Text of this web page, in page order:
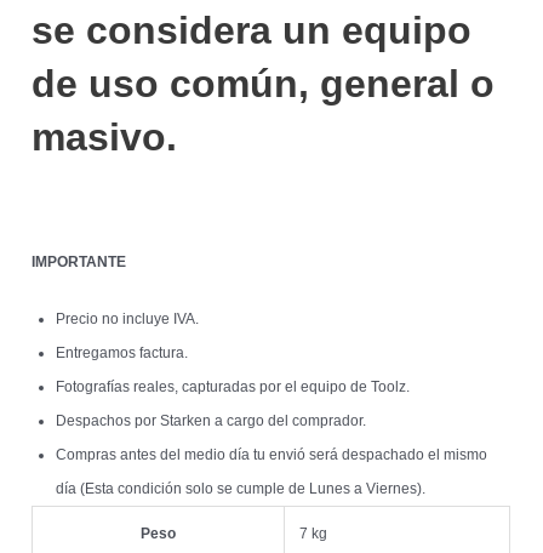
se considera un equipo
de uso común, general o
masivo.
IMPORTANTE
Precio no incluye IVA.
Entregamos factura.
Fotografías reales, capturadas por el equipo de Toolz.
Despachos por Starken a cargo del comprador.
Compras antes del medio día tu envió será despachado el mismo
día (Esta condición solo se cumple de Lunes a Viernes).
Peso 7 kg